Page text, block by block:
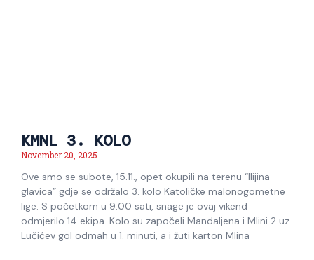
KMNL 3. KOLO
November 20, 2025
Ove smo se subote, 15.11., opet okupili na terenu “Ilijina
glavica” gdje se održalo 3. kolo Katoličke malonogometne
lige. S početkom u 9:00 sati, snage je ovaj vikend
odmjerilo 14 ekipa. Kolo su započeli Mandaljena i Mlini 2 uz
Lučićev gol odmah u 1. minuti, a i žuti karton Mlina